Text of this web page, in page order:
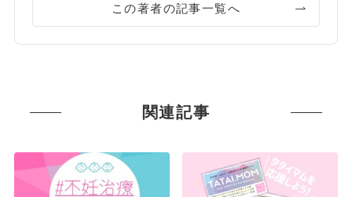
この著者の記事一覧へ
関連記事